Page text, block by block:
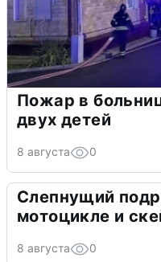
Пожар в
двух детей
8 августа 0
Слепнущий
мотоцикле и
8 августа 0